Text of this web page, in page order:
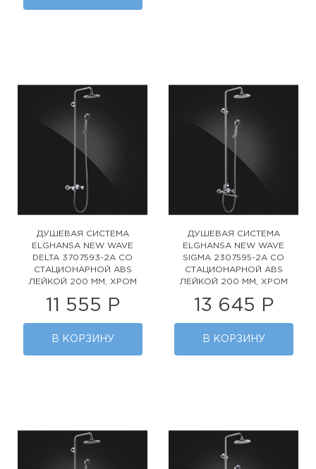
ДУШЕВАЯ СИСТЕМА
ELGHANSA NEW WAVE
DELTA 3707593-2A СО
СТАЦИОНАРНОЙ ABS
ЛЕЙКОЙ 200 ММ, ХРОМ
11 555 Р
В КОРЗИНУ
ДУШЕВАЯ СИСТЕМА
ELGHANSA NEW WAVE
SIGMA 2307595-2A СО
СТАЦИОНАРНОЙ ABS
ЛЕЙКОЙ 200 ММ, ХРОМ
13 645 Р
В КОРЗИНУ